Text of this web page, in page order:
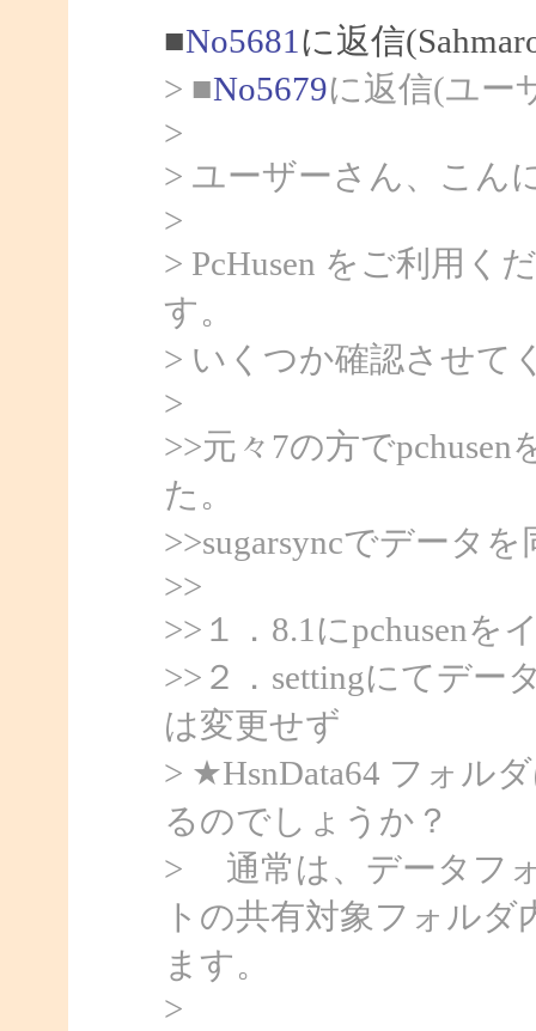
■No5681 に返信
> ■No5679に返信(ユー
>
> ユーザーさん、こん
>
> PcHusen をご利用く
す。
> いくつか確認させて
>
>>元々7の方で
た。
>>sugarsyncでデータ
>>
>>１．8.1にpchusenを
>>２．settingにてデー
は変更せず
> ★HsnData64 フォル
るのでしょうか？
> 通常は、データフ
トの共有対象フォル
ます。
>